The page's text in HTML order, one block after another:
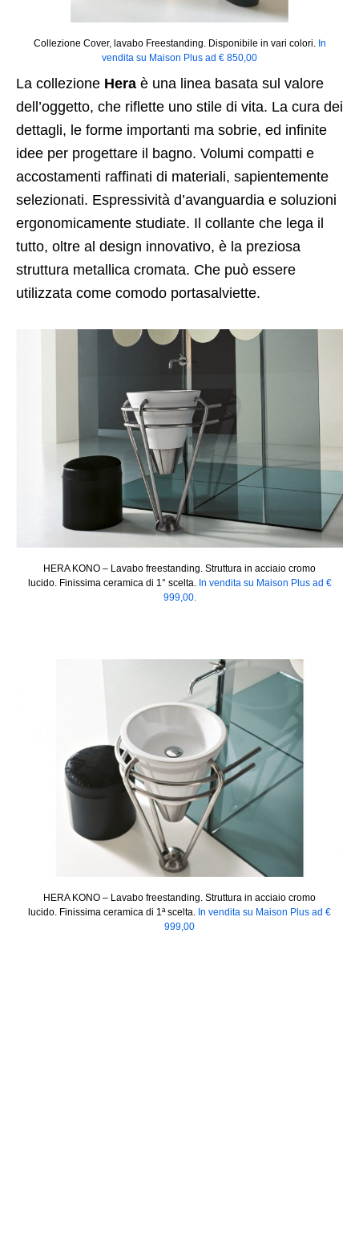
Collezione Cover, lavabo Freestanding. Disponibile in vari colori.In
vendita su Maison Plus ad € 850,00
La collezione Hera è una linea basata sul valore
dell’oggetto, che riflette uno stile di vita. La cura dei
dettagli, le forme importanti ma sobrie, ed infinite
idee per progettare il bagno. Volumi compatti e
accostamenti raffinati di materiali, sapientemente
selezionati. Espressività d’avanguardia e soluzioni
ergonomicamente studiate. Il collante che lega il
tutto, oltre al design innovativo, è la preziosa
struttura metallica cromata. Che può essere
utilizzata come comodo portasalviette.
HERA KONO – Lavabo freestanding. Struttura in acciaio cromo
lucido. Finissima ceramica di 1° scelta. In vendita su Maison Plus ad €
999,00.
HERA KONO – Lavabo freestanding. Struttura in acciaio cromo
lucido. Finissima ceramica di 1ª scelta. In vendita su Maison Plus ad €
999,00